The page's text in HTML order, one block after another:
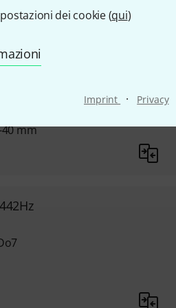
dei cookie (qui)
Imprint · Privacy
mm